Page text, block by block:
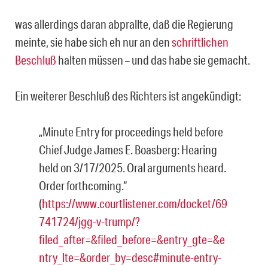
was allerdings daran abprallte, daß die Regierung
meinte, sie habe sich eh nur an denschriftlichen
Beschluß halten müssen – und das habe sie gemacht.
Ein weiterer Beschluß des Richters ist angekündigt:
„Minute Entry for proceedings held before
Chief Judge James E. Boasberg: Hearing
held on 3/17/2025. Oral arguments heard.
Order forthcoming.“
(https://www.courtlistener.com/docket/69
741724/jgg-v-trump/?
filed_after=&filed_before=&entry_gte=&e
ntry_lte=&order_by=desc#minute-entry-